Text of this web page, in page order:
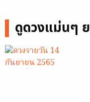
ดูดวงแม่นๆ